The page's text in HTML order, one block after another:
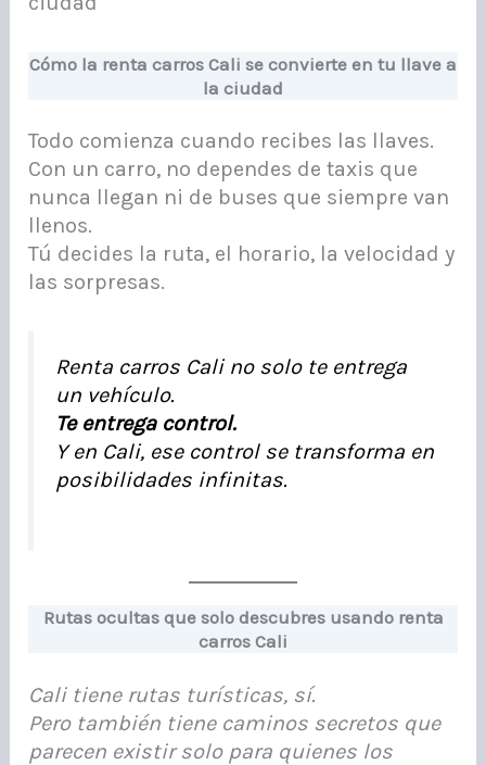
Cómo la renta carros Cali se convierte en tu llave a
la ciudad
Todo comienza cuando recibes las llaves.
Con un carro, no dependes de taxis que
nunca llegan ni de buses que siempre van
llenos.
Tú decides la ruta, el horario, la velocidad y
las sorpresas.
Renta carros Cali no solo te entrega
un vehículo.
Te entrega control.
Y en Cali, ese control se transforma en
posibilidades infinitas.
Rutas ocultas que solo descubres usando renta
carros Cali
Cali tiene rutas turísticas, sí.
Pero también tiene caminos secretos que
parecen existir solo para quienes los